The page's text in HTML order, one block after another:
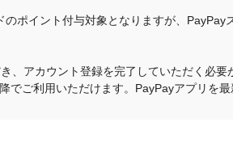
ポイント付与対象となりますが、PayPay
、アカウント登録を完了していただく必
ご利用いただけます。PayPayアプリを最